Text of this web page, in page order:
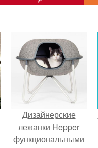
Дизайнерские
лежанки Hepper
функциональными